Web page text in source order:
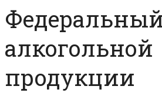
алкогольной
продукции